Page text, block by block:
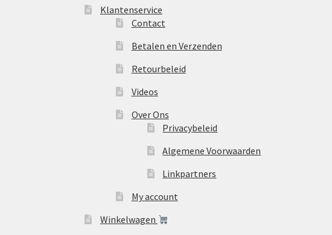
Klantenservice
Contact
Betalen en Verzenden
Retourbeleid
Videos
Over Ons
Privacybeleid
Algemene Voorwaarden
Linkpartners
My account
Winkelwagen